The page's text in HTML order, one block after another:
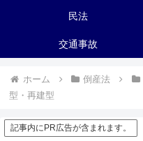
民法
交通事故
ホーム 倒産法
型・再建型
記事内にPR広告が含まれます。